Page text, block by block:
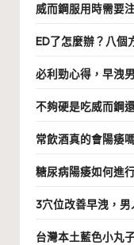
威而鋼服用時需要
ED了怎麼辦？八個
必利勁心得，早洩
不夠硬是吃威而鋼
常飲酒真的會陽痿
糖尿病陽痿如何進
3穴位改善早洩，男
台灣本土藍色小丸